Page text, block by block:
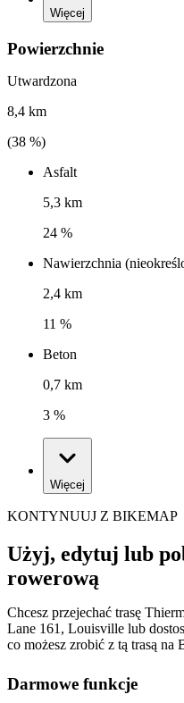
Więcej
Powierzchnie
Utwardzona
8,4 km
(38 %)
Asfalt
5,3 km
24 %
Nawierzchnia
2,4 km
11 %
Beton
0,7 km
3 %
Więcej
KONTYNUUJ Z BIKEMAP
Użyj, edytuj lub
rowerową
Chcesz przejechać trasę
Lane 161, Louisville lub
co możesz zrobić z tą trasą na
Darmowe funkcje